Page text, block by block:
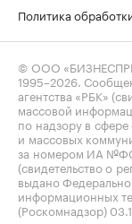
Политика
© ООО
1995–2026 .
агентства «РБК»
массовой
по надзору в
и массовых
за номером ИА
(свидетельство о
выдано
информационных
(Роскомнадзор)